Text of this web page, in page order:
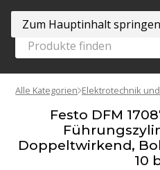
Zum Hauptinhalt springen
Alle Kategorien Elektrotechnik
Festo DFM
Doppeltwirkend,
10